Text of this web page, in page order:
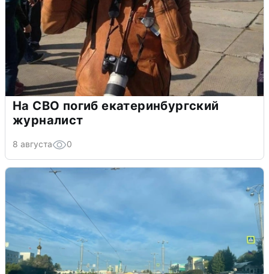
На СВО погиб екатеринбургский
журналист
8 августа 0